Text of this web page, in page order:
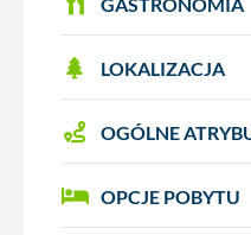
LOKALIZACJA
OGÓLNE
OPCJE POBYTU